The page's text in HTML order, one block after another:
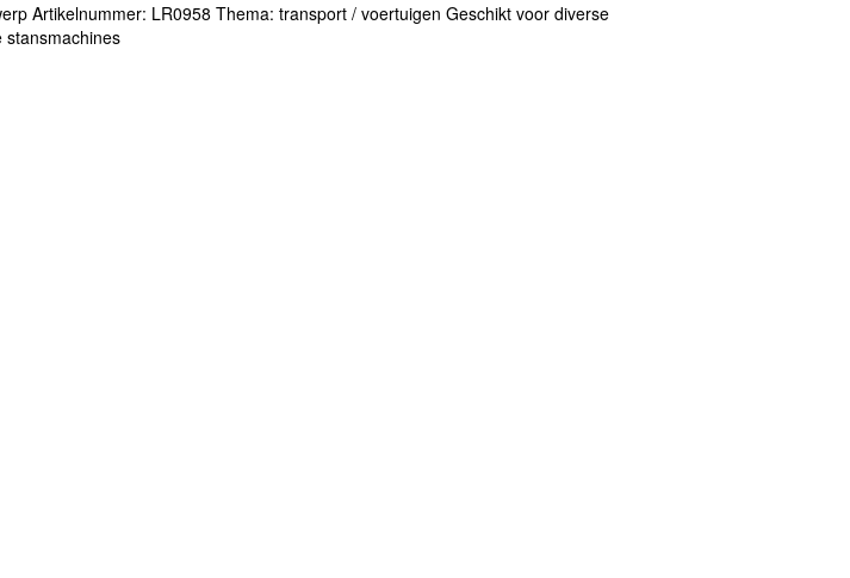
Artikelnummer: LR0958 Thema: transport / voertuigen Geschikt voor diverse
stansmachines